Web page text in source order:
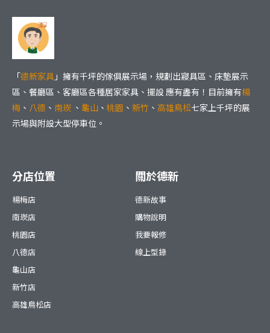
「德新家具 」擁有千坪的傢俱展示場，規劃出寢具區、床墊展示
區、餐廳區、客廳區各種居家家具、擺設 應有盡有！目前擁有楊
梅 、 八德 、 南崁 、 龜山 、 桃園 、 新竹 、 高雄鳥松七家上千坪的展
示場與附設大型停車位。
分店位置
楊梅店
南崁店
桃園店
八德店
龜山店
新竹店
高雄鳥松店
關於德新
德新故事
購物說明
我要報修
線上型錄